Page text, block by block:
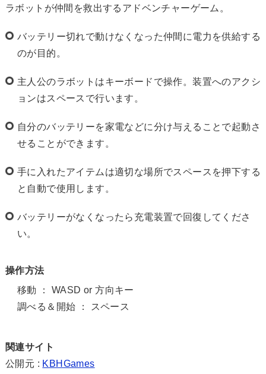
ラボットが仲間を救出するアドベンチャーゲーム。
バッテリー切れで動けなくなった仲間に電力を供給する
のが目的。
主人公のラボットはキーボードで操作。装置へのアクシ
ョンはスペースで行います。
自分のバッテリーを家電などに分け与えることで起動さ
せることができます。
手に入れたアイテムは適切な場所でスペースを押下する
と自動で使用します。
バッテリーがなくなったら充電装置で回復してくださ
い。
操作方法
移動 ： WASD or 方向キー
調べる＆開始 ： スペース
関連サイト
公開元 : KBHGames